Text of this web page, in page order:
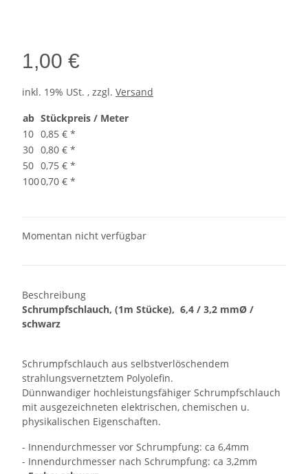
1,00 €
inkl. 19% USt. , zzgl. Versand
ab Stückpreis / Meter
10 0,85 € *
30 0,80 € *
50 0,75 € *
1000,70 € *
Momentan nicht verfügbar
Beschreibung
Schrumpfschlauch, (1m Stücke), 6,4 / 3,2 mmØ /
schwarz
Schrumpfschlauch aus selbstverlöschendem
strahlungsvernetztem Polyolefin.
Dünnwandiger hochleistungsfähiger Schrumpfschlauch
mit ausgezeichneten elektrischen, chemischen u.
physikalischen Eigenschaften.
- Innendurchmesser vor Schrumpfung: ca 6,4mm
- Innendurchmesser nach Schrumpfung: ca 3,2mm